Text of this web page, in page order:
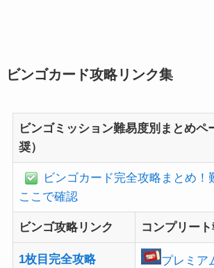
ビンゴカード攻略リンク集
ビンゴミッション難易度別まとめペ
奨）
ビンゴカード完全攻略まとめ！
ここで確認
ビンゴ攻略リンク コンプリート
1枚目完全攻略 プレミア